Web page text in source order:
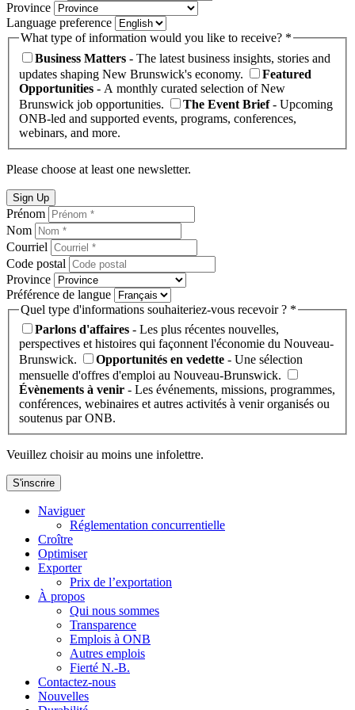
Province
Language preference
What type of information would you like to receive? *
Business Matters - The latest business insights, stories and
updates shaping New Brunswick's economy.
Featured
Opportunities - A monthly curated selection of New
Brunswick job opportunities.
The Event Brief- Upcoming
ONB-led and supported events, programs, conferences,
webinars, and more.
Please choose at least one newsletter.
Sign Up
Prénom
Nom
Courriel
Code postal
Province
Préférence de langue
Quel type d'informations souhaiteriez-vous recevoir ? *
Parlons d'affaires - Les plus récentes nouvelles,
perspectives et histoires qui façonnent l'économie du Nouveau-
Brunswick.
Opportunités en vedette - Une sélection
mensuelle d'offres d'emploi au Nouveau-Brunswick.
Évènements à venir - Les événements, missions, programmes,
conférences, webinaires et autres activités à venir organisés ou
soutenus par ONB.
Veuillez choisir au moins une infolettre.
S'inscrire
Naviguer
Réglementation concurrentielle
Croître
Optimiser
Exporter
Prix de l’exportation
À propos
Qui nous sommes
Transparence
Emplois à ONB
Autres emplois
Fierté N.-B.
Contactez-nous
Nouvelles